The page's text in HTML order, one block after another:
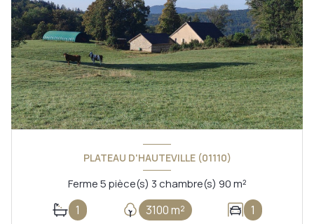
PLATEAU D'HAUTEVILLE (01110)
Ferme 5 pièce(s) 3 chambre(s) 90 m²
1 3100 m² 1